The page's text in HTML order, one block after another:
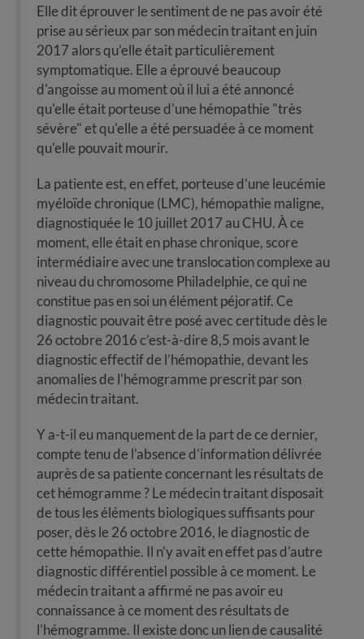
Elle dit éprouver le sentiment de ne pas avoir été
prise au sérieux par son médecin traitant en juin
2017 alors qu’elle était particulièrement
symptomatique. Elle a éprouvé beaucoup
d'angoisse au moment où il lui a été annoncé
qu'elle était porteuse d’une hémopathie "très
sévère" et qu'elle a été persuadée à ce moment
qu'elle pouvait mourir.
La patiente est, en effet, porteuse d’une leucémie
myéloïde chronique (LMC), hémopathie maligne,
diagnostiquée le 10 juillet 2017 au CHU. À ce
moment, elle était en phase chronique, score
intermédiaire avec une translocation complexe au
niveau du chromosome Philadelphie, ce qui ne
constitue pas en soi un élément péjoratif. Ce
diagnostic pouvait être posé avec certitude dès le
26 octobre 2016 c’est-à-dire 8,5 mois avant le
diagnostic effectif de l’hémopathie, devant les
anomalies de l'hémogramme prescrit par son
médecin traitant.
Y a-t-il eu manquement de la part de ce dernier,
compte tenu de l’absence d’information délivrée
auprès de sa patiente concernant les résultats de
cet hémogramme ? Le médecin traitant disposait
de tous les éléments biologiques suffisants pour
poser, dès le 26 octobre 2016, le diagnostic de
cette hémopathie. Il n’y avait en effet pas d'autre
diagnostic différentiel possible à ce moment. Le
médecin traitant a affirmé ne pas avoir eu
connaissance à ce moment des résultats de
l’hémogramme. Il existe donc un lien de causalité